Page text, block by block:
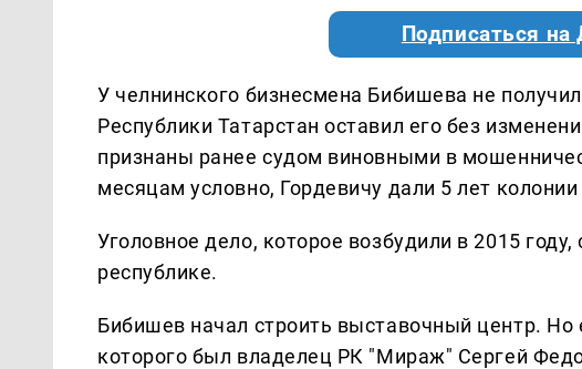
Подписаться на
У челнинского бизнесмена Бибишева не
Республики Татарстан оставил его без
признаны ранее судом виновными в
месяцам условно, Гордевичу дали 5 лет
Уголовное дело, которое возбудили в 2015
республике.
Бибишев начал строить выставочный центр.
которого был владелец РК "Мираж" Сергей